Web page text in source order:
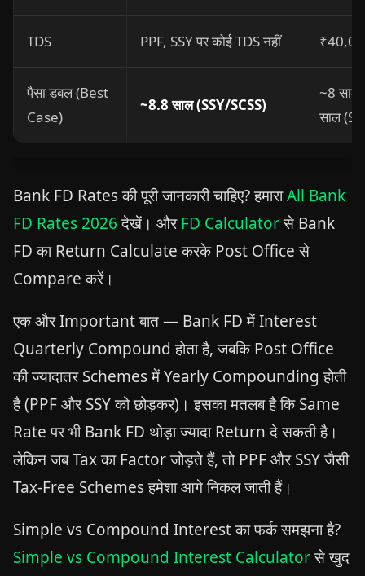
TDS PPF, SSY पर कोई TDS नहीं
पैसा डबल (Best
Case)
~8.8 साल (SSY/SCSS)
~8 साल
साल
Bank FD Rates की पूरी जानकारी चाहिए? हमाराAll Bank
FD Rates 2026देखें। औरFD Calculatorसे Bank
FD का Return Calculate करके Post Office से
Compare करें।
एक और Important बात — Bank FD में Interest
Quarterly Compound होता है, जबकि Post Office
की ज्यादातर Schemes में Yearly Compounding होती
है (PPF और SSY को छोड़कर)। इसका मतलब है कि Same
Rate पर भी Bank FD थोड़ा ज्यादा Return दे सकती है।
लेकिन जब Tax का Factor जोड़ते हैं, तो PPF और SSY जैसी
Tax-Free Schemes हमेशा आगे निकल जाती हैं।
Simple vs Compound Interest का फर्क समझना है?
Simple vs Compound Interest Calculatorसे खुद